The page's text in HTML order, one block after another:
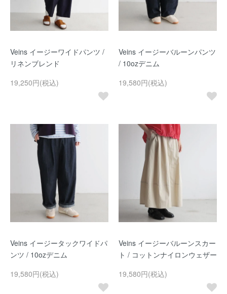
Veins イージーワイドパンツ /
リネンブレンド
19,250円(税込)
Veins イージーバルーンパンツ
/ 10ozデニム
19,580円(税込)
Veins イージータックワイドパ
ンツ / 10ozデニム
19,580円(税込)
Veins イージーバルーンスカー
ト / コットンナイロンウェザー
19,580円(税込)